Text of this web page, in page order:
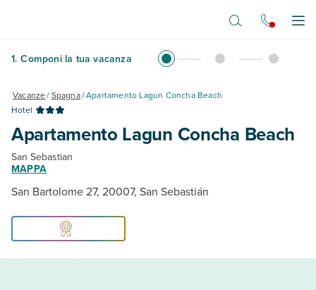
1. Componi la tua vacanza
Vacanze/Spagna/Apartamento Lagun Concha Beach
Hotel
Apartamento Lagun Concha Beach
San Sebastian
MAPPA
San Bartolome 27, 20007, San Sebastián